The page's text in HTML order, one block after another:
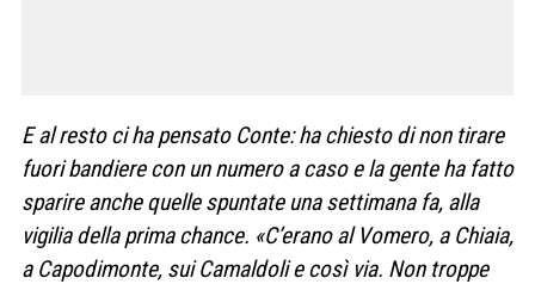
E al resto ci ha pensato Conte: ha chiesto di non tirare
fuori bandiere con un numero a caso e la gente ha fatto
sparire anche quelle spuntate una settimana fa, alla
vigilia della prima chance. «C’erano al Vomero, a Chiaia,
a Capodimonte, sui Camaldoli e così via. Non troppe